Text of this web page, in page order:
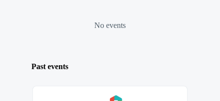
No events
Past events